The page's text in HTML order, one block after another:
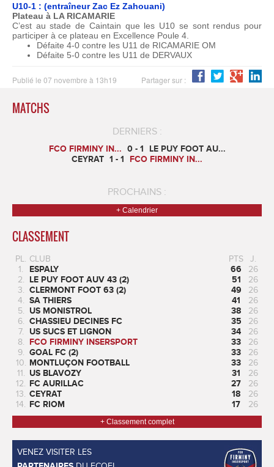
U10-1 : (entraîneur Zac Ez Zahouani)
Plateau à LA RICAMARIE
C’est au stade de Caintain que les U10 se sont rendus pour
participer à ce plateau en Excellence Poule 4.
Défaite 4-0 contre les U11 de RICAMARIE OM
Défaite 5-0 contre les U11 de DERVAUX
Publié le 07 novembre à 13h19 Partager sur :
MATCHS
DERNIERS :
FCO FIRMINY IN... 0 - 1
LE PUY FOOT AU...
CEYRAT 1 - 1 FCO FIRMINY IN...
PROCHAINS :
+ Calendrier
CLASSEMENT
PL. CLUB PTS
J.
1.
ESPALY 66
26
2. LE PUY FOOT AUV 43 (2) 51
26
3. CLERMONT FOOT 63 (2) 49
26
4. SA THIERS 41
26
5. US MONISTROL 38
26
6. CHASSIEU DECINES FC 35
26
7.
US SUCS ET LIGNON 34
26
8. FCO FIRMINY INSERSPORT 33
26
9. GOAL FC (2) 33
26
10. MONTLUÇON FOOTBALL 33
26
11. US BLAVOZY 31
26
12. FC AURILLAC 27
26
13. CEYRAT 18
26
14. FC RIOM 17 26
+ Classement complet
VENEZ VISITER LES